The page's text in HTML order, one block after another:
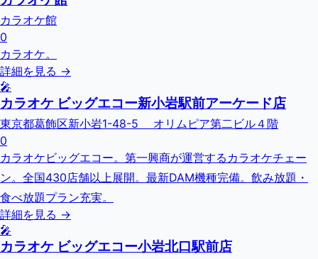
カラオケ館
0
カラオケ。
詳細を見る →
🎤
カラオケ ビッグエコー新小岩駅前アーケード店
東京都葛飾区新小岩1-48-5 オリムピア第二ビル４階
0
カラオケビッグエコー。第一興商が運営するカラオケチェー
ン。全国430店舗以上展開。最新DAM機種完備。飲み放題・
食べ放題プラン充実。
詳細を見る →
🎤
カラオケ ビッグエコー小岩北口駅前店